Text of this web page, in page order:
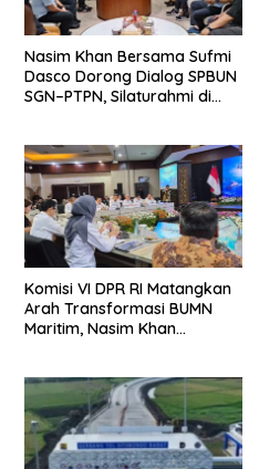
Nasim Khan Bersama Sufmi
Dasco Dorong Dialog SPBUN
SGN–PTPN, Silaturahmi di
Komisi VI DPR RI Matangkan
Arah Transformasi BUMN
Maritim, Nasim Khan